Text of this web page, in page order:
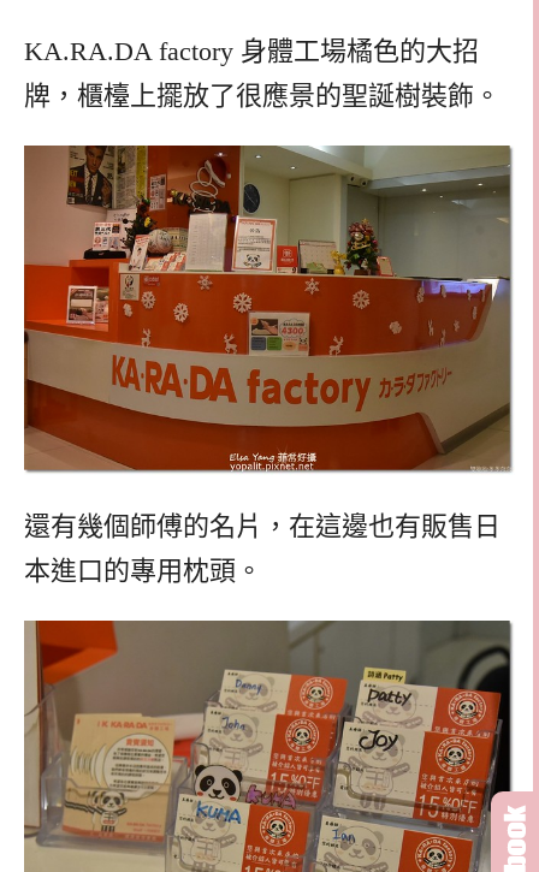
KA.RA.DA factory 身體工場橘色的大招
牌，櫃檯上擺放了很應景的聖誕樹裝飾。
還有幾個師傅的名片，在這邊也有販售日
本進口的專用枕頭。